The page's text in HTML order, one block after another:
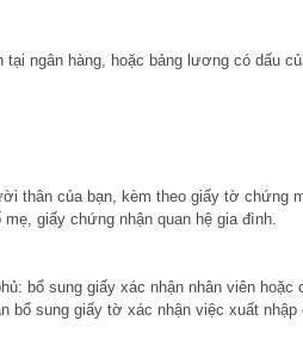
ngân hàng, hoặc bảng lương có dấu
thân của bạn, kèm theo giấy tờ chứng
giấy chứng nhận quan hệ gia đình.
bổ sung giấy xác nhận nhân viên hoặc
bổ sung giấy tờ xác nhận việc xuất